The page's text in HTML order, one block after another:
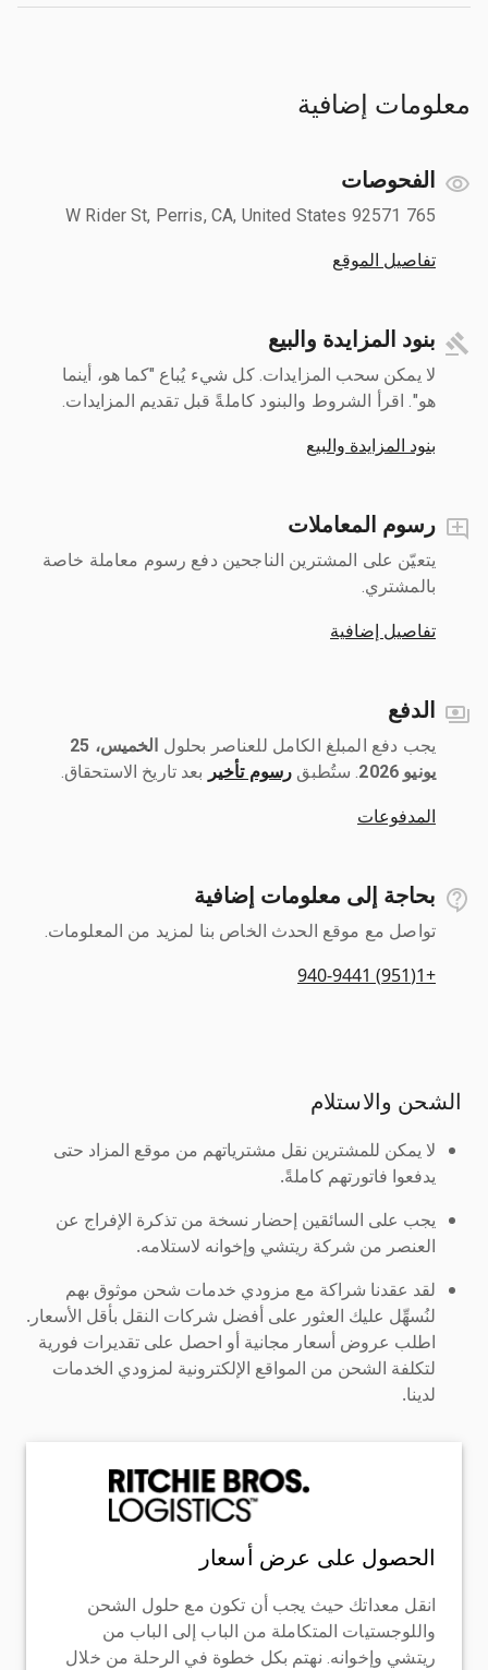
معلومات إضافية
الفحوصات
765 W Rider St, Perris, CA, United States 92571
تفاصيل الموقع
بنود المزايدة والبيع
لا يمكن سحب المزايدات. كل شيء يُباع "كما هو، أينما
هو". اقرأ الشروط والبنود كاملةً قبل تقديم المزايدات.
بنود المزايدة والبيع
رسوم المعاملات
يتعيّن على المشترين الناجحين دفع رسوم معاملة خاصة
بالمشتري.
تفاصيل إضافية
الدفع
يجب دفع المبلغ الكامل للعناصر بحلول ‎
الخميس، 25
يونيو 2026
رسوم تأخير بعد تاريخ الاستحقاق.
المدفوعات
بحاجة إلى معلومات إضافية
تواصل مع موقع الحدث الخاص بنا لمزيد من المعلومات.
+1(951) 940-9441
الشحن والاستلام
لا يمكن للمشترين نقل مشترياتهم من موقع المزاد حتى
يدفعوا فاتورتهم كاملةً.
يجب على السائقين إحضار نسخة من تذكرة الإفراج عن
العنصر من شركة ريتشي وإخوانه لاستلامه.
لقد عقدنا شراكة مع مزودي خدمات شحن موثوق بهم
لنُسهِّل عليك العثور على أفضل شركات النقل بأقل الأسعار.
اطلب عروض أسعار مجانية أو احصل على تقديرات فورية
لتكلفة الشحن من المواقع الإلكترونية لمزودي الخدمات
لدينا.
الحصول على عرض أسعار
انقل معداتك حيث يجب أن تكون مع حلول الشحن
واللوجستيات المتكاملة من الباب إلى الباب من
ريتشي وإخوانه. نهتم بكل خطوة في الرحلة من خلال